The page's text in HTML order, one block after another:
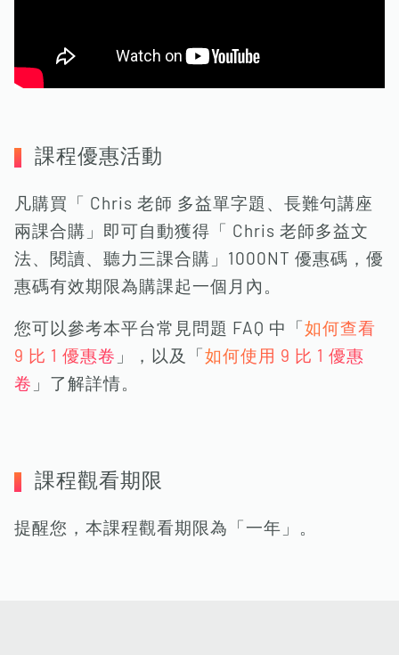
課程優惠活動
凡購買「 Chris 老師 多益單字題、長難句講座
兩課合購」即可自動獲得「 Chris 老師多益文
法、閱讀、聽力三課合購」1000NT 優惠碼，優
惠碼有效期限為購課起一個月內。
您可以參考本平台常見問題 FAQ 中「 如何查看
9 比 1 優惠卷 」，以及「 如何使用 9 比 1 優惠
卷 」了解詳情。
課程觀看期限
提醒您，本課程觀看期限為「一年」。